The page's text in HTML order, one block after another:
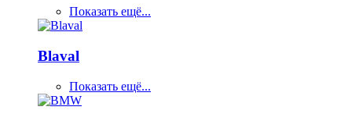
Показать ещё...
Blaval
Показать ещё...